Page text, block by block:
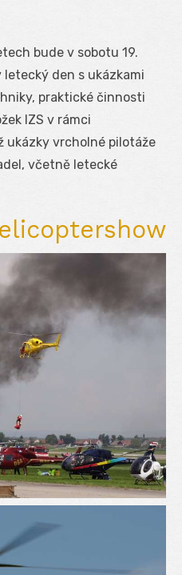
bude v sobotu 19.
den s ukázkami
praktické činnosti
IZS v rámci
ukázky vrcholné pilotáže
včetně letecké